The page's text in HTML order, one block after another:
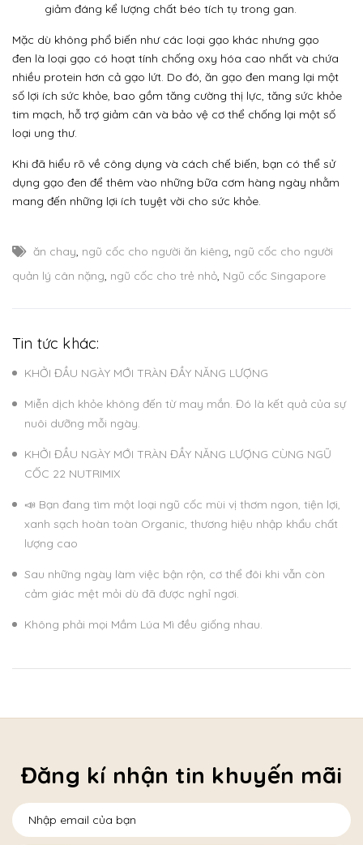
giảm đáng kể lượng chất béo tích tụ trong gan.
Mặc dù không phổ biến như các loại gạo khác nhưng gạo
đen là loại gạo có hoạt tính chống oxy hóa cao nhất và chứa
nhiều protein hơn cả gạo lứt. Do đó, ăn gạo đen mang lại một
số lợi ích sức khỏe, bao gồm tăng cường thị lực, tăng sức khỏe
tim mạch, hỗ trợ giảm cân và bảo vệ cơ thể chống lại một số
loại ung thư.
Khi đã hiểu rõ về công dụng và cách chế biến, bạn có thể sử
dụng gạo đen để thêm vào những bữa cơm hàng ngày nhằm
mang đến những lợi ích tuyệt vời cho sức khỏe.
ăn chay, ngũ cốc cho người ăn kiêng, ngũ cốc cho người
quản lý cân nặng, ngũ cốc cho trẻ nhỏ, Ngũ cốc Singapore
Tin tức khác:
KHỞI ĐẦU NGÀY MỚI TRÀN ĐẦY NĂNG LƯỢNG
Miễn dịch khỏe không đến từ may mắn. Đó là kết quả của sự
nuôi dưỡng mỗi ngày.
KHỞI ĐẦU NGÀY MỚI TRÀN ĐẦY NĂNG LƯỢNG CÙNG NGŨ
CỐC 22 NUTRIMIX
📣 Bạn đang tìm một loại ngũ cốc mùi vị thơm ngon, tiện lợi,
xanh sạch hoàn toàn Organic, thương hiệu nhập khẩu chất
lượng cao
Sau những ngày làm việc bận rộn, cơ thể đôi khi vẫn còn
cảm giác mệt mỏi dù đã được nghỉ ngơi.
Không phải mọi Mầm Lúa Mì đều giống nhau.
Đăng kí nhận tin khuyến mãi